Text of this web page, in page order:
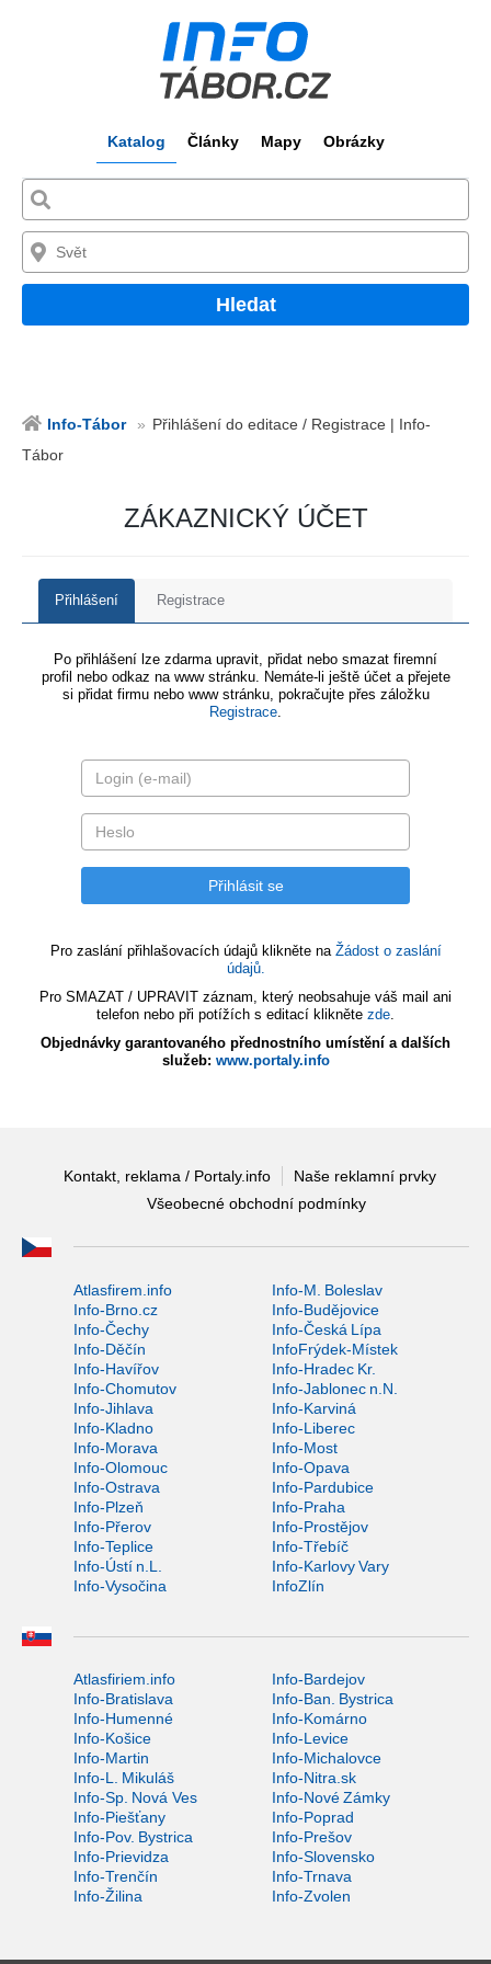
Katalog Články Mapy Obrázky
Hledat
Info-Tábor
Přihlášení do editace / Registrace | Info-
Tábor
ZÁKAZNICKÝ ÚČET
Přihlášení Registrace
Po přihlášení lze zdarma upravit, přidat nebo smazat firemní
profil nebo odkaz na www stránku. Nemáte-li ještě účet a přejete
si přidat firmu nebo www stránku, pokračujte přes záložku
Registrace.
Pro zaslání přihlašovacích údajů klikněte na Žádost o zaslání
údajů.
Pro SMAZAT / UPRAVIT záznam, který neobsahuje váš mail ani
telefon nebo při potížích s editací klikněte zde.
Objednávky garantovaného přednostního umístění a dalších
služeb: www.portaly.info
Kontakt, reklama / Portaly.info
Naše reklamní prvky
Všeobecné obchodní podmínky
Atlasfirem.info
Info-M. Boleslav
Info-Brno.cz
Info-Budějovice
Info-Čechy
Info-Česká Lípa
Info-Děčín
InfoFrýdek-Místek
Info-Havířov
Info-Hradec Kr.
Info-Chomutov
Info-Jablonec n.N.
Info-Jihlava
Info-Karviná
Info-Kladno
Info-Liberec
Info-Morava
Info-Most
Info-Olomouc
Info-Opava
Info-Ostrava
Info-Pardubice
Info-Plzeň
Info-Praha
Info-Přerov
Info-Prostějov
Info-Teplice
Info-Třebíč
Info-Ústí n.L.
Info-Karlovy Vary
Info-Vysočina
InfoZlín
Atlasfiriem.info
Info-Bardejov
Info-Bratislava
Info-Ban. Bystrica
Info-Humenné
Info-Komárno
Info-Košice
Info-Levice
Info-Martin
Info-Michalovce
Info-L. Mikuláš
Info-Nitra.sk
Info-Sp. Nová Ves
Info-Nové Zámky
Info-Piešťany
Info-Poprad
Info-Pov. Bystrica
Info-Prešov
Info-Prievidza
Info-Slovensko
Info-Trenčín
Info-Trnava
Info-Žilina
Info-Zvolen